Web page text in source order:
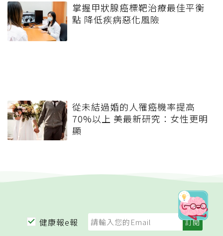
掌握甲狀腺癌標靶治療最佳平衡
點 降低疾病惡化風險
從未結過婚的人罹癌機率提高
70%以上 美最新研究：女性更明
顯
健康報e報